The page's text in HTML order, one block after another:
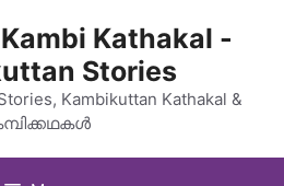
Kathakal -
Stories
Kambikuttan Kathakal &